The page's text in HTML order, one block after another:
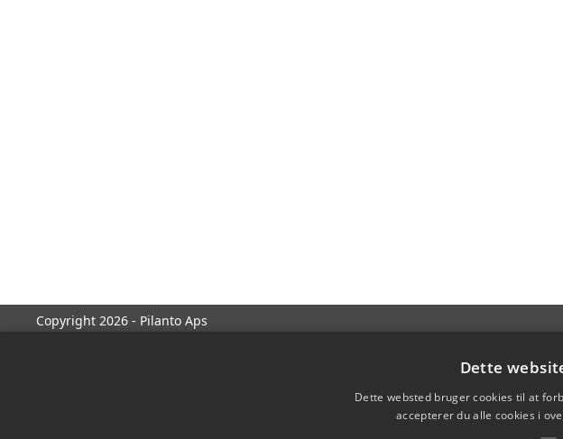
Copyright 2026 - Pilanto Aps
Dette
Dette websted bruger cookies til at
accepterer du alle cookies i